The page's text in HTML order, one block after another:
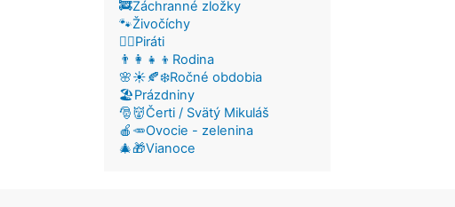
🚒Záchranné zložky
🐾Živočíchy
🏴‍☠️Piráti
👨‍👩‍👧‍👦Rodina
🌸☀️🍂❄️Ročné obdobia
🏖️Prázdniny
🎅👹Čerti / Svätý Mikuláš
🍎🥕Ovocie - zelenina
🎄🎁Vianoce